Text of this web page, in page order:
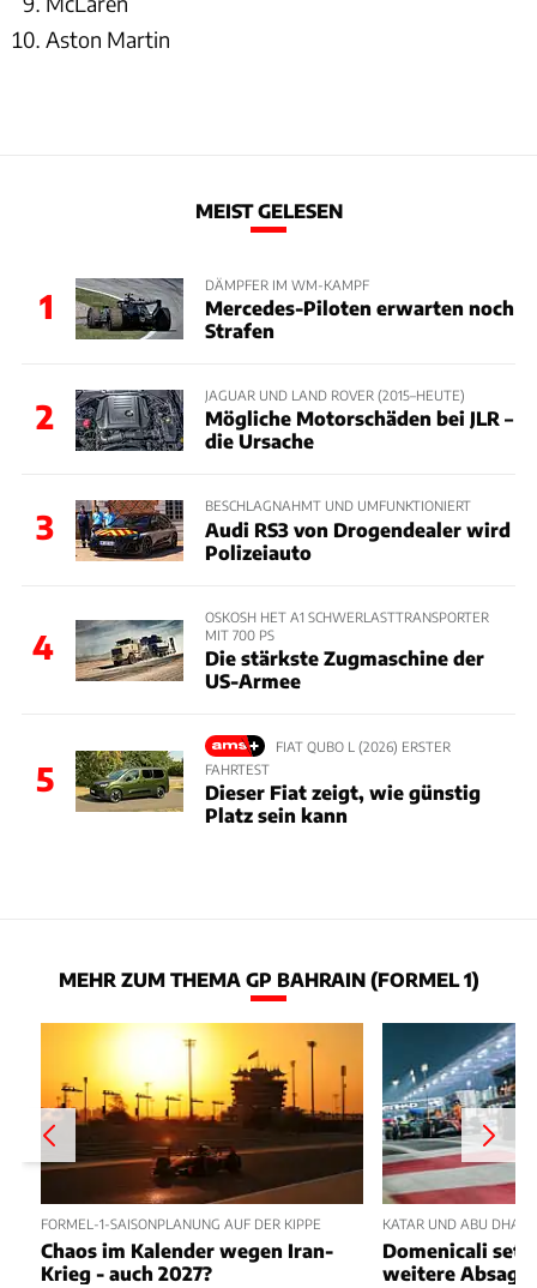
Aston Martin
MEIST GELESEN
1
DÄMPFER IM WM-KAMPF
Mercedes-Piloten erwarten noch
Strafen
2
JAGUAR UND LAND ROVER (2015–HEUTE)
Mögliche Motorschäden bei JLR –
die Ursache
3
BESCHLAGNAHMT UND UMFUNKTIONIERT
Audi RS3 von Drogendealer wird
Polizeiauto
4
OSKOSH HET A1 SCHWERLASTTRANSPORTER
MIT 700 PS
Die stärkste Zugmaschine der
US-Armee
5
FIAT QUBO L (2026) ERSTER
FAHRTEST
Dieser Fiat zeigt, wie günstig
Platz sein kann
MEHR ZUM THEMA GP BAHRAIN (FORMEL 1)
FORMEL-1-SAISONPLANUNG AUF DER KIPPE
Chaos im Kalender wegen Iran-
Krieg - auch 2027?
KATAR UND ABU DHABI
Domenicali
weitere